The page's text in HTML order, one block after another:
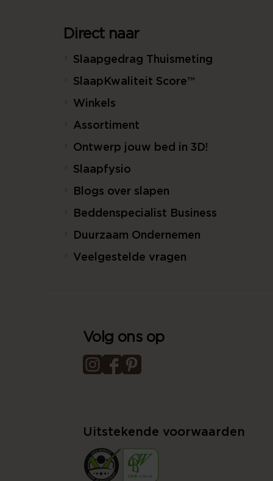
Direct naar
Slaapgedrag Thuismeting
SlaapKwaliteit Score™
Winkels
Assortiment
Ontwerp jouw bed in 3D!
Slaapfysio
Blogs over slapen
Beddenspecialist Business
Duurzaam Ondernemen
Veelgestelde vragen
Volg ons op
Uitstekende voorwaarden